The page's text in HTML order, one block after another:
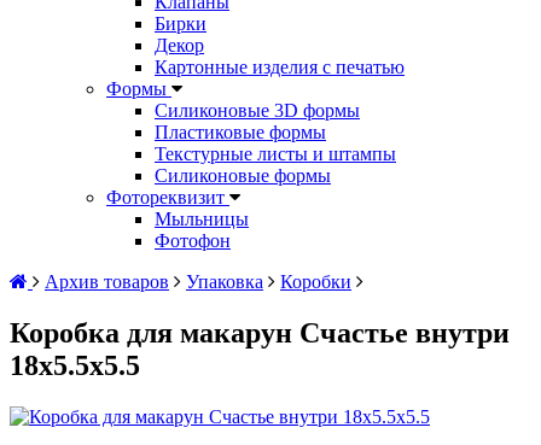
Бирки
Декор
Картонные изделия с печатью
Формы
Силиконовые 3D формы
Пластиковые формы
Текстурные листы и штампы
Силиконовые формы
Фотореквизит
Мыльницы
Фотофон
Архив товаров
Упаковка Коробки
Коробка для макарун Счастье внутри
18х5.5х5.5